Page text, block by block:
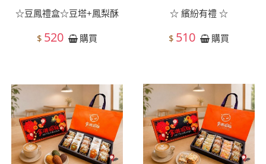
☆豆鳳禮盒☆豆塔+鳳梨酥
$ 520 購買
☆ 繽紛有禮 ☆
$ 510 購買